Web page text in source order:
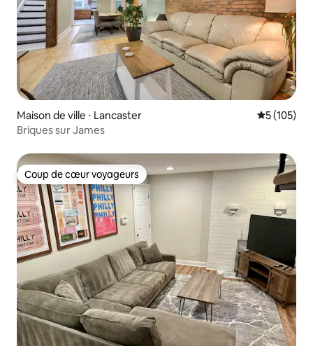
Maison de ville ⋅ Lancaster Évaluation
5 (105)
Briques sur James
Coup de cœur voyageurs
Coup de cœur voyageurs